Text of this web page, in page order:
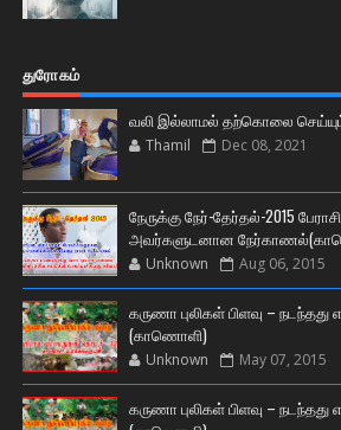
துரோகம்
வலி இல்லாமல் தற்கொலை செய்யும்
Thamil Dec 08, 2021
நேருக்கு நேர்-தேர்தல்-2015
அவர்களுடனான
Unknown Aug 06, 2015
கருணா புலிகள் பிளவு –
(காணொளி)
Unknown May 07, 2015
கருணா புலிகள் பிளவு –